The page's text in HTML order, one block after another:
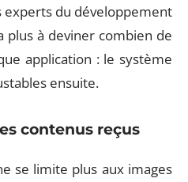
experts du développement
plus à deviner combien de
application : le système
ensuite.
contenus reçus
se limite plus aux images